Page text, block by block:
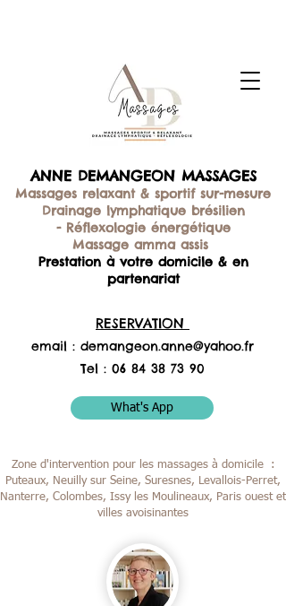
ANNE DEMANGEON MASSAGES
Massages relaxant & sportif sur-mesure
Drainage lymphatique brésilien
- Réflexologie énergétique
Massage amma assis
Prestation à votre domicile & en
partenariat
RESERVATION
email : demangeon.anne@yahoo.fr
Tel : 06 84 38 73 90
What's App
Zone d'intervention pour les massages à domicile :
Puteaux, Neuilly sur Seine, Suresnes, Levallois-Perret,
Nanterre, Colombes, Issy les Moulineaux, Paris ouest et
villes avoisinantes